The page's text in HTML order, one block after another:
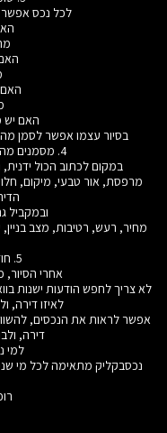
לכל נכס אפשר
האם
האם יש
בסיור עצמו אפשר לסמן מה
4. מסמנים מה בלט לטובה ומה דורש בדיקה
במקום לכתוב הכול
מרפסת, אור טבעי, מיקום,
ובמקביל
מחיר, רעש, רטיבות, מצב
5. חוזרים הביתה ומשווים
אחרי
לא צריך לחפש הודעות ישנות
לאיזו דירה,
אפשר לראות את הנכסים,
דירה,
למי
נכסבקליק מתאימה לכל מי